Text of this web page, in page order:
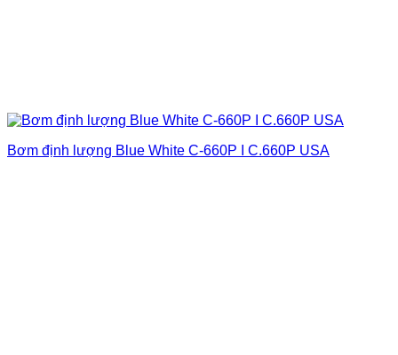
Bơm định lượng Blue White C-660P I C.660P USA